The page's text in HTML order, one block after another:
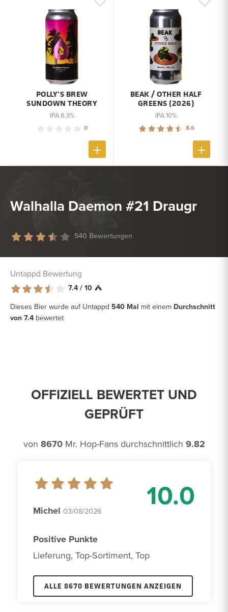
POLLY'S BREW
SUNDOWN THEORY
IPA 6,3%
0
BEAK / OTHER HALF
GREENS (2026)
IPA 10%
8.6
Walhalla Daemon #21 Draugr
540 Bewertungen
Untappd Bewertung
7.4 / 10
Dieses Bier wurde auf Untappd 540 Mal mit einem Durchschnitt
von 7.4 bewertet
OFFIZIELL BEWERTET UND
GEPRÜFT
von 8670Mr. Hop-Fans durchschnittlich 9.82
10.0
Michel 03/08/2026
Positive Punkte
Lieferung, Top-Sortiment, Top
ALLE 8670 BEWERTUNGEN ANZEIGEN